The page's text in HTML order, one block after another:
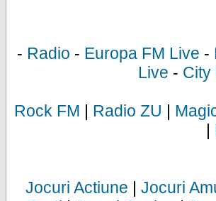
- Radio - Europa FM Live -
Live - City
Rock FM | Radio ZU |
|
Jocuri Actiune | Jocuri